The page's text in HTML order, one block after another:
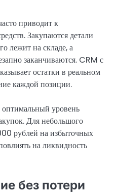
приводит к
Закупаются детали
лежит на складе, а
заканчиваются. CRM с
остатки в реальном
каждой позиции.
оптимальный уровень
Для небольшого
рублей на избыточных
на ликвидность
без потери